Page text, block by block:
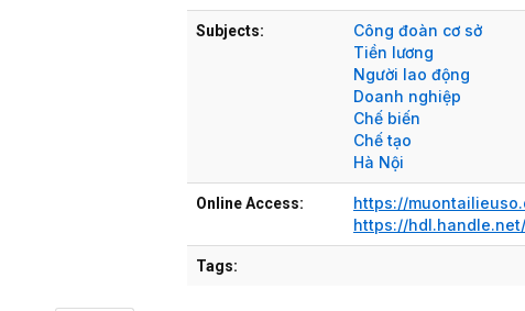
Subjects:
Công đoàn cơ sở
Tiền lương
Người lao động
Doanh nghiệp
Chế biến
Chế tạo
Hà Nội
Online Access:
https://
https://
Tags: